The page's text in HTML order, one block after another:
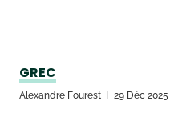
GREC
Alexandre Fourest 29 Déc 2025